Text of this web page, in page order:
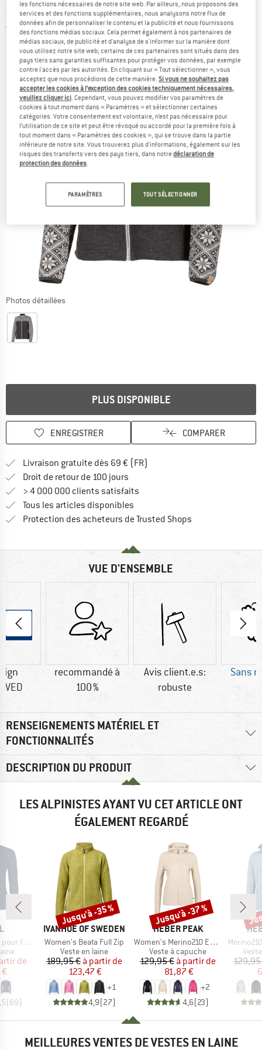
- Veste en laine
3,0(1)
Photos détaillées
PLUS DISPONIBLE
ENREGISTRER COMPARER
Livraison gratuite dès 69 € (FR)
Droit de retour de 100 jours
> 4 000 000 clients satisfaits
Tous les articles disponibles
Protection des acheteurs de Trusted Shops
VUE D'ENSEMBLE
recommandé à
100 %
Avis client.e.s:
robuste
Sans
RENSEIGNEMENTS MATÉRIEL ET
FONCTIONNALITÉS
DESCRIPTION DU PRODUIT
LES ALPINISTES AYANT VU CET ARTICLE ONT
ÉGALEMENT REGARDÉ
réduit
de
(69)
MARQUE
IVANHOE OF SWEDEN
Article
Women's Beata Full Zip
Product group
Veste en laine
Prix
189,95 € Prix réduit
à partir de
123,47 €
+1
4,9(27)
Remise
Jusqu'à -35 %
MARQUE
HEBER PEAK
Article
Women's Merino210 EvergreenHe. Zip Hoody
Product group
Veste à capuche
Prix
129,95 € Prix réduit
à partir de
81,87 €
+2
4,6(23)
Remise
Jusqu'à -37 %
Article
Merino210
MEILLEURES VENTES DE VESTES EN LAINE
les fonctions nécessaires de notre site web. Par ailleurs, nous proposons des
services et des fonctions supplémentaires, nous analysons notre flux de
données afin de personnaliser le contenu et la publicité et nous fournissons
des fonctions médias sociaux. Cela permet également à nos partenaires de
médias sociaux, de publicité et d'analyse de s'informer sur la manière dont
vous utilisez notre site web; certains de ces partenaires sont situés dans des
pays tiers sans garanties suffisantes pour protéger vos données, par exemple
contre l'accès par les autorités. En cliquant sur « Tout sélectionner », vous
acceptez que nous procédions de cette manière.Si vous ne souhaitez pas
accepter les cookies à l’exception des cookies techniquement nécessaires,
veuillez cliquer ici. Cependant, vous pouvez modifier vos paramètres de
cookies à tout moment dans « Paramètres » et sélectionner certaines
catégories. Votre consentement est volontaire, n’est pas nécessaire pour
l’utilisation de ce site et peut être révoqué ou accordé pour la première fois à
tout moment dans « Paramètres des cookies », qui se trouve dans la partie
inférieure de notre site. Vous trouverez plus d'informations, également sur les
risques des transferts vers des pays tiers, dans notredéclaration de
protection des données.
PARAMÈTRES TOUT SÉLECTIONNER